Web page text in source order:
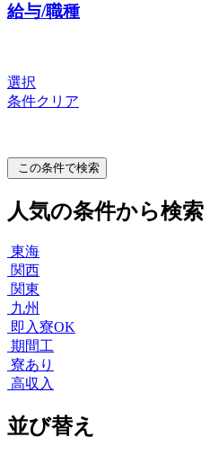
給与/職種
選択
条件クリア
この条件で検索
人気の条件から検索
東海
関西
関東
九州
即入寮OK
期間工
寮あり
高収入
並び替え